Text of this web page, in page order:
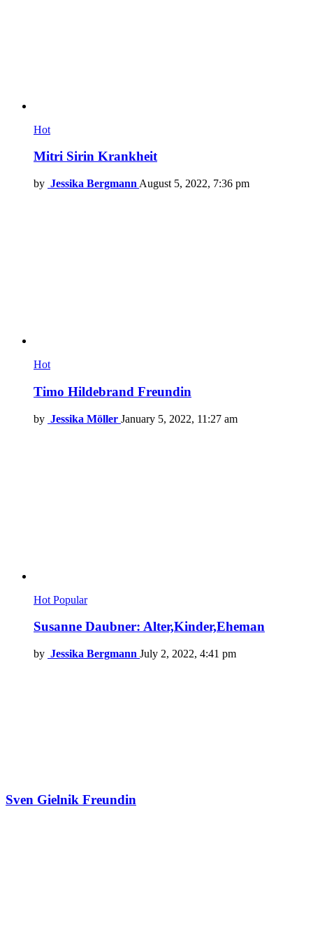
Hot
Mitri Sirin Krankheit
by Jessika Bergmann August 5, 2022, 7:36 pm
Hot
Timo Hildebrand Freundin
by Jessika Möller January 5, 2022, 11:27 am
Hot Popular
Susanne Daubner: Alter,Kinder,Eheman
by Jessika Bergmann July 2, 2022, 4:41 pm
Sven Gielnik Freundin